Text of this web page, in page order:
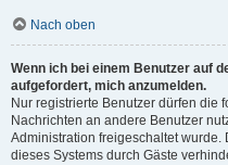
Nach oben
Wenn ich bei einem Benutzer auf
aufgefordert, mich anzumelden.
Nur registrierte Benutzer dürfen die
Nachrichten an andere Benutzer
Administration freigeschaltet
dieses Systems durch Gäste